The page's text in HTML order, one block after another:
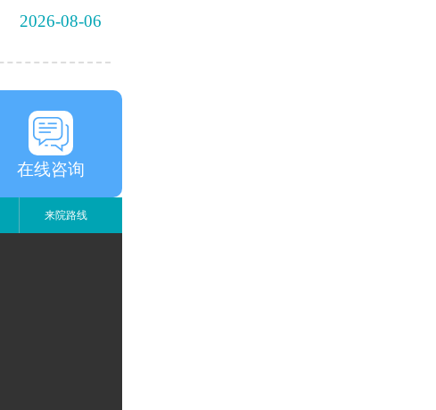
2026-08-06
在线咨询
来院路线